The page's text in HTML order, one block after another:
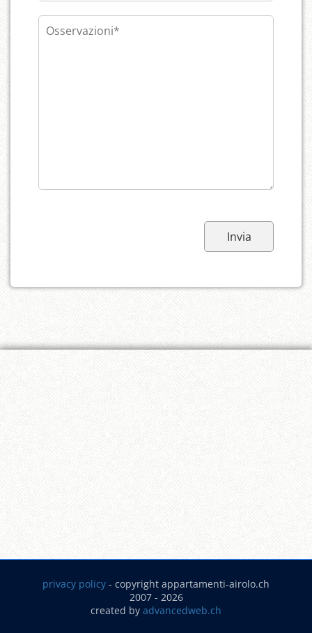
privacy policy - copyright appartamenti-airolo.ch
2007 - 2026
created by advancedweb.ch